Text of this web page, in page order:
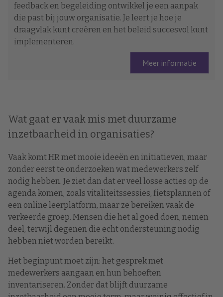
feedback en begeleiding ontwikkel je een aanpak
die past bij jouw organisatie. Je leert je hoe je
draagvlak kunt creëren en het beleid succesvol kunt
implementeren.
Meer informatie
Wat gaat er vaak mis met duurzame
inzetbaarheid in organisaties?
Vaak komt HR met mooie ideeën en initiatieven, maar
zonder eerst te onderzoeken wat medewerkers zelf
nodig hebben. Je ziet dan dat er veel losse acties op de
agenda komen, zoals vitaliteitssessies, fietsplannen of
een online leerplatform, maar ze bereiken vaak de
verkeerde groep. Mensen die het al goed doen, nemen
deel, terwijl degenen die echt ondersteuning nodig
hebben niet worden bereikt.
Het beginpunt moet zijn: het gesprek met
medewerkers aangaan en hun behoeften
inventariseren. Zonder dat blijft duurzame